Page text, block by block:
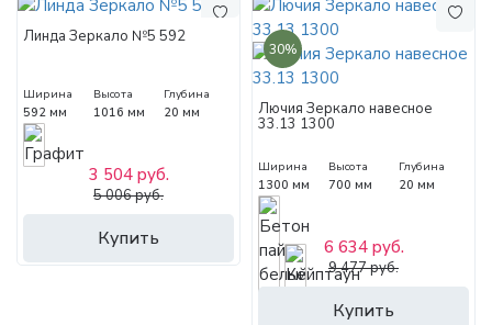
Линда Зеркало №5 592
Ширина
592 мм
Высота
1016 мм
Глубина
20 мм
Купить
3 504 руб.
5 006 руб.
30%
Лючия Зеркало навесное
33.13 1300
Ширина
1300 мм
Высота
700 мм
Глубина
20 мм
Купить
6 634 руб.
9 477 руб.